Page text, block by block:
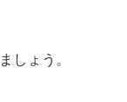
しょう。